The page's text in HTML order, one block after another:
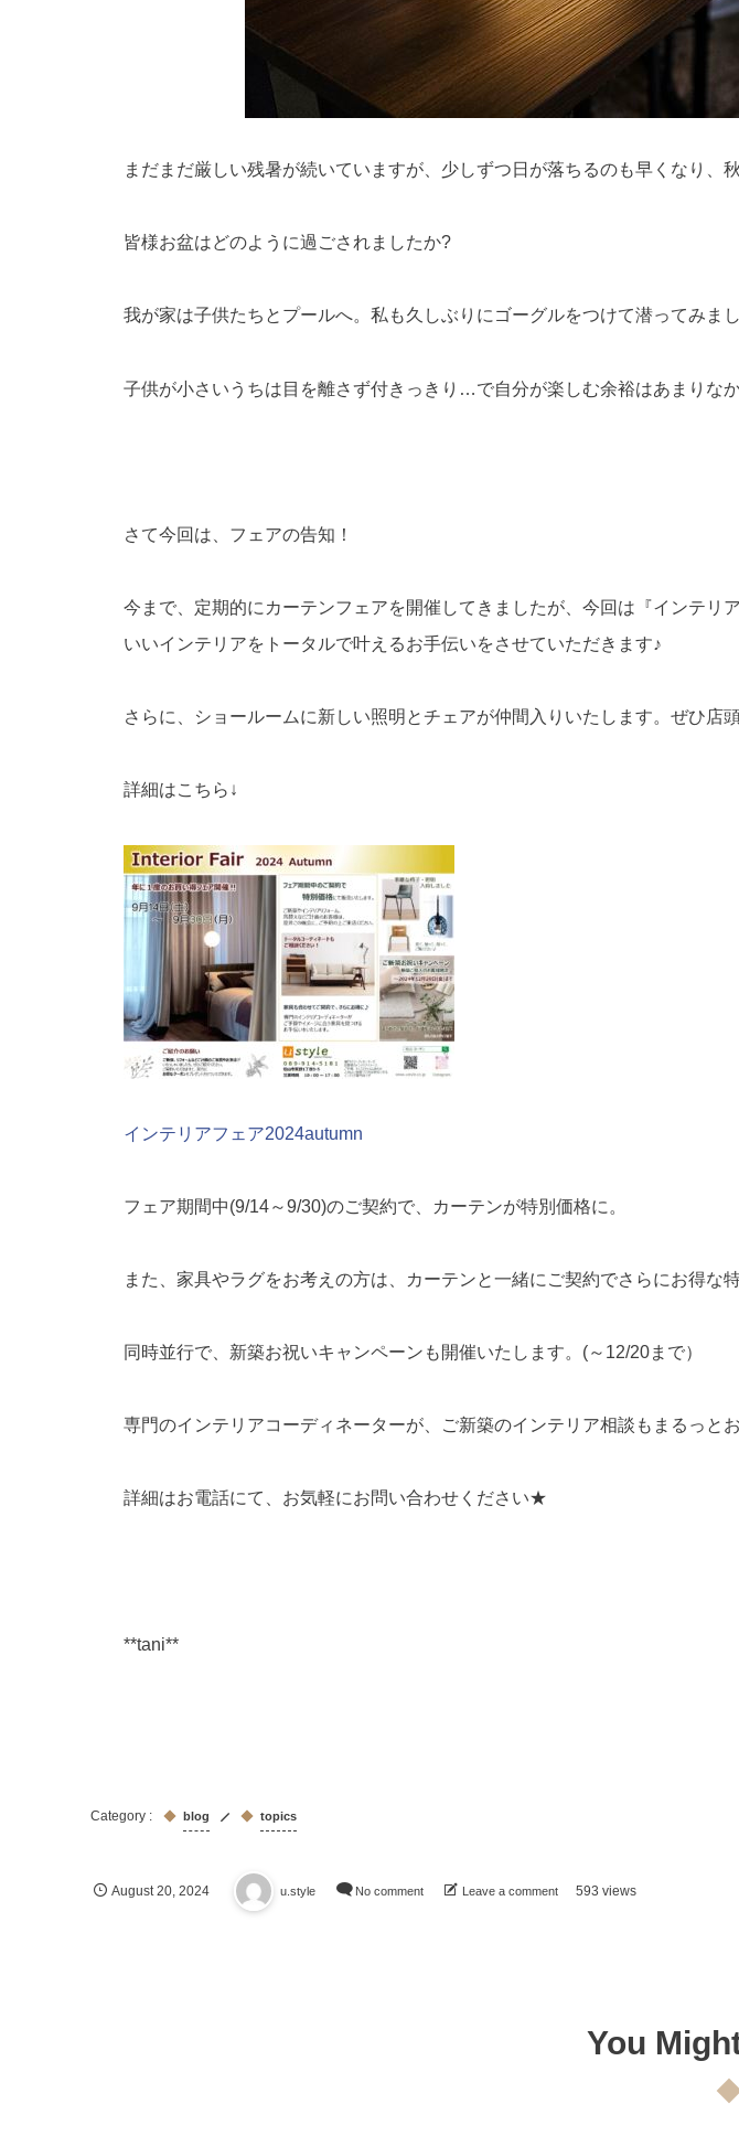
まだまだ厳しい残暑が続いていますが、少しずつ日が落ちるのも早くなり、
皆様お盆はどのように過ごされましたか?
我が家は子供たちとプールへ。私も久しぶりにゴーグルをつけて潜ってみまし
子供が小さいうちは目を離さず付きっきり…で自分が楽しむ余裕はあまりな
さて今回は、フェアの告知！
今まで、定期的にカーテンフェアを開催してきましたが、今回は『インテ
いいインテリアをトータルで叶えるお手伝いをさせていただきます♪
さらに、ショールームに新しい照明とチェアが仲間入りいたします。ぜひ店
詳細はこちら↓
インテリアフェア2024autumn
フェア期間中(9/14～9/30)のご契約で、カーテンが特別価格に。
また、家具やラグをお考えの方は、カーテンと一緒にご契約でさらにお得な
同時並行で、新築お祝いキャンペーンも開催いたします。(～12/20まで）
専門のインテリアコーディネーターが、ご新築のインテリア相談もまるっと
詳細はお電話にて、お気軽にお問い合わせください★
**tani**
blog topics
August 20 ,2024 u.style No comment Leave a comment 593 views
You